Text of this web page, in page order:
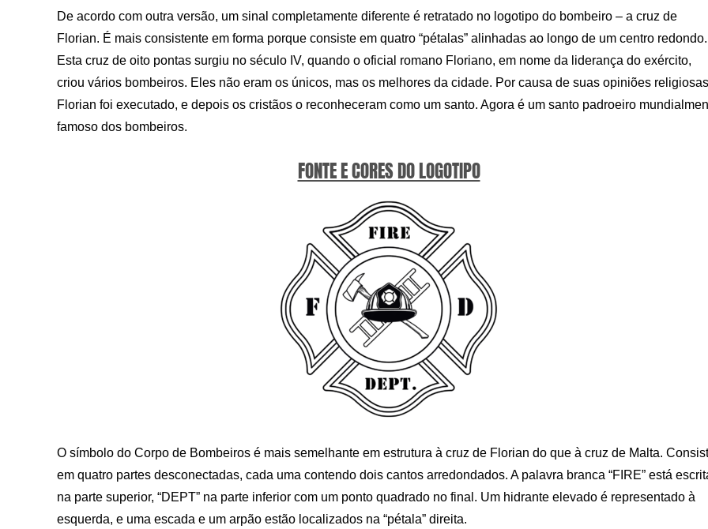
De acordo com outra versão, um sinal completamente diferente é retratado no logotipo do bombeiro – a cruz de
Florian. É mais consistente em forma porque consiste em quatro “pétalas” alinhadas ao longo de um centro redondo.
Esta cruz de oito pontas surgiu no século IV, quando o oficial romano Floriano, em nome da liderança do exército,
criou vários bombeiros. Eles não eram os únicos, mas os melhores da cidade. Por causa de suas opiniões
Florian foi executado, e depois os cristãos o reconheceram como um santo. Agora é um santo padroeiro
famoso dos bombeiros.
FONTE E CORES DO LOGOTIPO
O símbolo do Corpo de Bombeiros é mais semelhante em estrutura à cruz de Florian do que à cruz de Malta.
em quatro partes desconectadas, cada uma contendo dois cantos arredondados. A palavra branca “FIRE” está
na parte superior, “DEPT” na parte inferior com um ponto quadrado no final. Um hidrante elevado é representado à
esquerda, e uma escada e um arpão estão localizados na “pétala” direita.